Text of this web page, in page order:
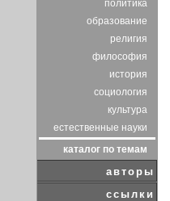
политика
образование
религия
философия
история
социология
культура
естественные науки
каталог по темам
авторы
ссылки